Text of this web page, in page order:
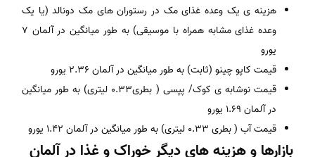
هزینه ی یک وعده غذای مک در رستوران های مک دونالد (یا یک
وعده غذای مشابه همراه با موسیقی) به طور میانگین در آلمان 7
یورو
قیمت کاپو چینو (ثابت) به طور میانگین در آلمان 2.36 یورو
قیمت نوشابه ی کوک/ پپسی ( بطری0.33 لیتری) به طور میانگین
در آلمان 1.69 یورو
قیمت آب ( بطری 0.33 لیتری) به طور میانگین در آلمان 1.42 یورو
بازارها و هزینه های دیگر خوراک و غذا در آلمان